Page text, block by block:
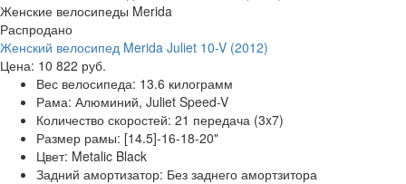
Женские велосипеды Merida
Распродано
Женский велосипед Merida Juliet 10-V (2012)
Цена: 10 822 руб.
Вес велосипеда: 13.6 килограмм
Рама: Алюминий, Juliet Speed-V
Количество скоростей: 21 передача (3x7)
Размер рамы: [14.5]-16-18-20"
Цвет: Metalic Black
Задний амортизатор: Без заднего амортзитора